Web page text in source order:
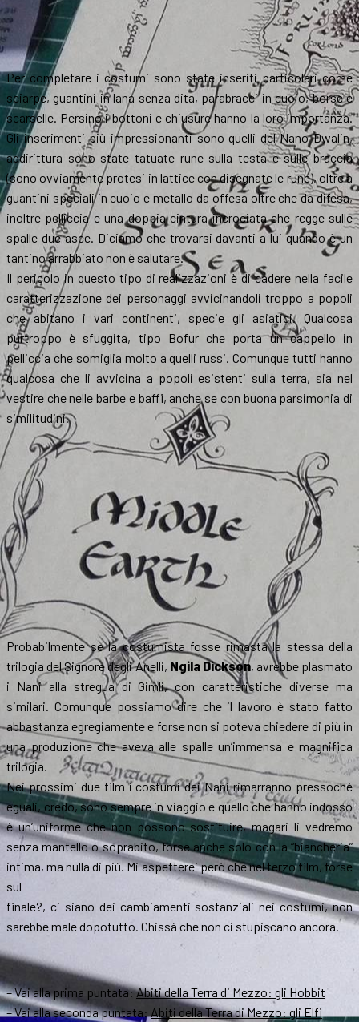
Per completare i costumi sono state inseriti particolari come
sciarpe, guantini in lana senza dita, parabracci in cuoio, borse e
scarselle. Persino i bottoni e chiusure hanno la loro importanza.
Gli inserimenti più impressionanti sono quelli del Nano Dwalin,
addirittura sono state tatuate rune sulla testa e sulle braccia
(sono ovviamente protesi in lattice con disegnate le rune), oltre a
guantini speciali in cuoio e metallo da offesa oltre che da difesa,
inoltre pelliccia e una doppia cintura incrociata che regge sulle
spalle due asce. Diciamo che trovarsi davanti a lui quando è un
tantino arrabbiato non è salutare.
Il pericolo in questo tipo di realizzazioni è di cadere nella facile
caratterizzazione dei personaggi avvicinandoli troppo a popoli
che abitano i vari continenti, specie gli asiatici. Qualcosa
purtroppo è sfuggita, tipo Bofur che porta un cappello in
pelliccia che somiglia molto a quelli russi. Comunque tutti hanno
qualcosa che li avvicina a popoli esistenti sulla terra, sia nel
vestire che nelle barbe e baffi, anche se con buona parsimonia di
similitudini.
Probabilmente se la costumista fosse rimasta la stessa della
trilogia del Signore degli Anelli, Ngila Dickson, avrebbe plasmato
i Nani alla stregua di Gimli, con caratteristiche diverse ma
similari. Comunque possiamo dire che il lavoro è stato fatto
abbastanza egregiamente e forse non si poteva chiedere di più in
una produzione che aveva alle spalle un’immensa e magnifica
trilogia.
Nei prossimi due film i costumi dei Nani rimarranno pressoché
eguali, credo, sono sempre in viaggio e quello che hanno indosso
è un’uniforme che non possono sostituire, magari li vedremo
senza mantello o soprabito, forse anche solo con la “biancheria”
intima, ma nulla di più. Mi aspetterei però che nel terzo film, forse
sul
finale?, ci siano dei cambiamenti sostanziali nei costumi, non
sarebbe male dopotutto. Chissà che non ci stupiscano ancora.
– Vai alla prima puntata:Abiti della Terra di Mezzo: gli Hobbit
– Vai alla seconda puntata: Abiti della Terra di Mezzo: gli Elfi